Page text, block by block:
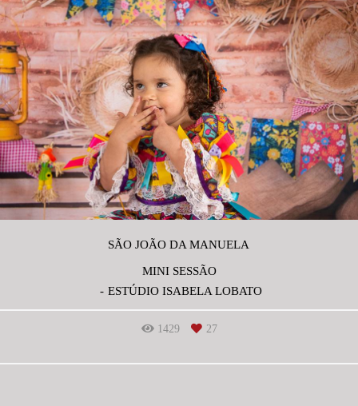
SÃO JOÃO DA MANUELA
MINI SESSÃO
ESTÚDIO ISABELA LOBATO
1429 27